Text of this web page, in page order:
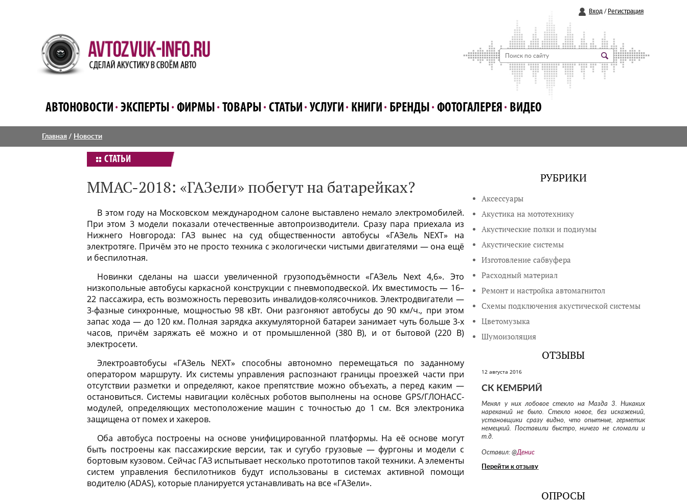
Вход / Регистрация
АВТОНОВОСТИ ЭКСПЕРТЫ ФИРМЫ ТОВАРЫ СТАТЬИ УСЛУГИ КНИГИ БРЕНДЫ ФОТОГАЛЕРЕЯ ВИДЕО
Главная / Новости
СТАТЬИ
ММАС-2018: «ГАЗели» побегут на батарейках?
В этом году на Московском международном салоне выставлено немало электромобилей.
При этом 3 модели показали отечественные автопроизводители. Сразу пара приехала из
Нижнего Новгорода: ГАЗ вынес на суд общественности автобусы «ГАЗель NEXT» на
электротяге. Причём это не просто техника с экологически чистыми двигателями — она ещё
и беспилотная.
Новинки сделаны на шасси увеличенной грузоподъёмности «ГАЗель Next 4,6». Это
низкопольные автобусы каркасной конструкции с пневмоподвеской. Их вместимость — 16–
22 пассажира, есть возможность перевозить инвалидов-колясочников. Электродвигатели —
3-фазные синхронные, мощностью 98 кВт. Они разгоняют автобусы до 90 км/ч., при этом
запас хода — до 120 км. Полная зарядка аккумуляторной батареи занимает чуть больше 3-х
часов, причём заряжать её можно и от промышленной (380 В), и от бытовой (220 В)
электросети.
Электроавтобусы «ГАЗель NEXT» способны автономно перемещаться по заданному
оператором маршруту. Их системы управления распознают границы проезжей части при
отсутствии разметки и определяют, какое препятствие можно объехать, а перед каким —
остановиться. Системы навигации колёсных роботов выполнены на основе GPS/ГЛОНАСС-
модулей, определяющих местоположение машин с точностью до 1 см. Вся электроника
защищена от помех и хакеров.
Оба автобуса построены на основе унифицированной платформы. На её основе могут
быть построены как пассажирские версии, так и сугубо грузовые — фургоны и модели с
бортовым кузовом. Сейчас ГАЗ испытывает несколько прототипов такой техники. А элементы
систем управления беспилотников будут использованы в системах активной помощи
водителю (ADAS), которые планируется устанавливать на все «ГАЗели».
РУБРИКИ
Аксессуары
Акустика на мототехнику
Акустические полки и подиумы
Акустические системы
Изготовление сабвуфера
Расходный материал
Ремонт и настройка автомагнитол
Схемы подключения акустической системы
Цветомузыка
Шумоизоляция
ОТЗЫВЫ
12 августа 2016
СК КЕМБРИЙ
Менял у них лобовое стекло на Мазда 3. Никаких
нареканий не было. Стекло новое, без искажений,
установщики сразу видно, что опытные, герметик
немецкий. Поставили быстро, ничего не сломали и
т.д.
Оставил: @Денис
Перейти к отзыву
ОПРОСЫ